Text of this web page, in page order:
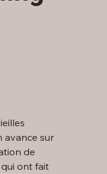
avance sur
de
ont fait